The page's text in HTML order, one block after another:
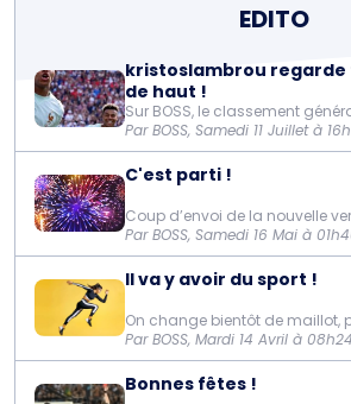
EDITO
kristoslambrou regarde
de haut !
Sur BOSS, le classement
installé et un peloton qui se
avec l’énergie d’un sprint
kristoslambrou mène toujours
point...
Par BOSS, Samedi 11 Juillet à
C'est parti !
Coup d’envoi de la nouvelle
Changement d'entraineur pour
mais la passion reste la
Un déclic pour éviter la
remporter le titre, à vous de voir,
Par BOSS, Samedi 16 Mai à
Il va y avoir du sport !
On change bientôt de maillot,
Ici, pas besoin d'avoir un
tableau tactique dans le
porte-bonheur lavée une fois
Pour les rois...
Par BOSS, Mardi 14 Avril à 08h24
Bonnes fêtes !